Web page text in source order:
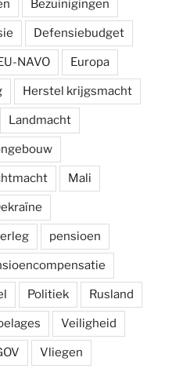
Bezuinigingen
Defensiebudget
NAVO Europa
Herstel krijgsmacht
Landmacht
Mali
pensioen
Politiek Rusland
Veiligheid
Vliegen